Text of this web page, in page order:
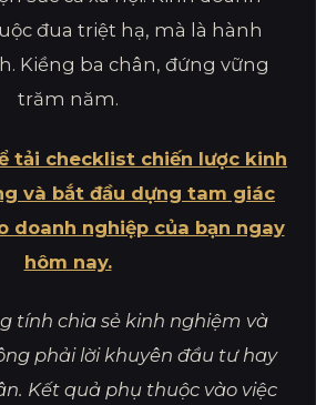
đua triệt hạ, mà là hành
Kiềng ba chân, đứng vững
trăm năm.
tải checklist chiến lược kinh
và bắt đầu dựng tam giác
doanh nghiệp của bạn ngay
hôm nay.
tính chia sẻ kinh nghiệm và
phải lời khuyên đầu tư hay
Kết quả phụ thuộc vào việc